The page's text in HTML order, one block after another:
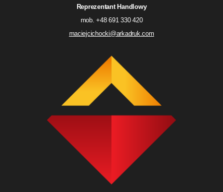
Reprezentant Handlowy
mob. +48 691 330 420
maciejcichocki@arkadruk.com